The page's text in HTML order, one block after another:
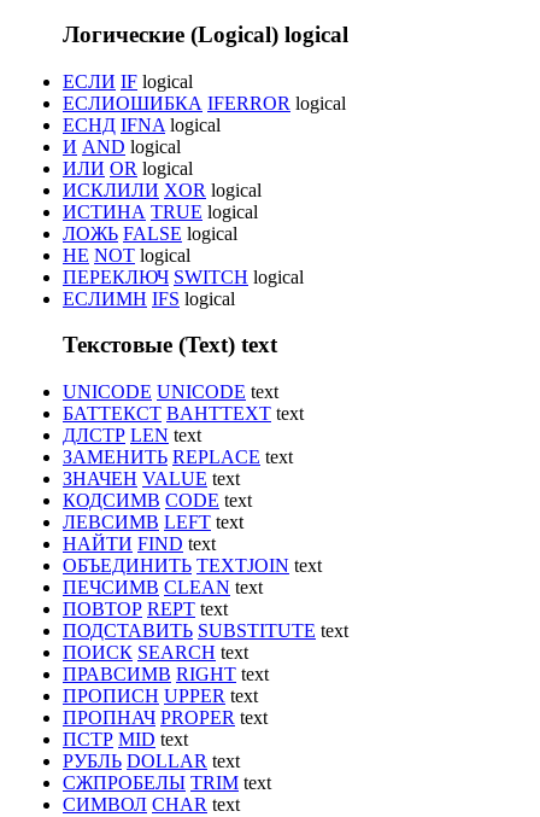
Логические (Logical) logical
ЕСЛИ IF logical
ЕСЛИОШИБКА IFERROR logical
ЕСНД IFNA logical
И AND logical
ИЛИ OR logical
ИСКЛИЛИ XOR logical
ИСТИНА TRUE logical
ЛОЖЬ FALSE logical
НЕ NOT logical
ПЕРЕКЛЮЧ SWITCH logical
ЕСЛИМН IFS logical
Текстовые (Text) text
UNICODE UNICODE text
БАТТЕКСТ BAHTTEXT text
ДЛСТР LEN text
ЗАМЕНИТЬ REPLACE text
ЗНАЧЕН VALUE text
КОДСИМВ CODE text
ЛЕВСИМВ LEFT text
НАЙТИ FIND text
ОБЪЕДИНИТЬ TEXTJOIN text
ПЕЧСИМВ CLEAN text
ПОВТОР REPT text
ПОДСТАВИТЬ SUBSTITUTE text
ПОИСК SEARCH text
ПРАВСИМВ RIGHT text
ПРОПИСН UPPER text
ПРОПНАЧ PROPER text
ПСТР MID text
РУБЛЬ DOLLAR text
СЖПРОБЕЛЫ TRIM text
СИМВОЛ CHAR text